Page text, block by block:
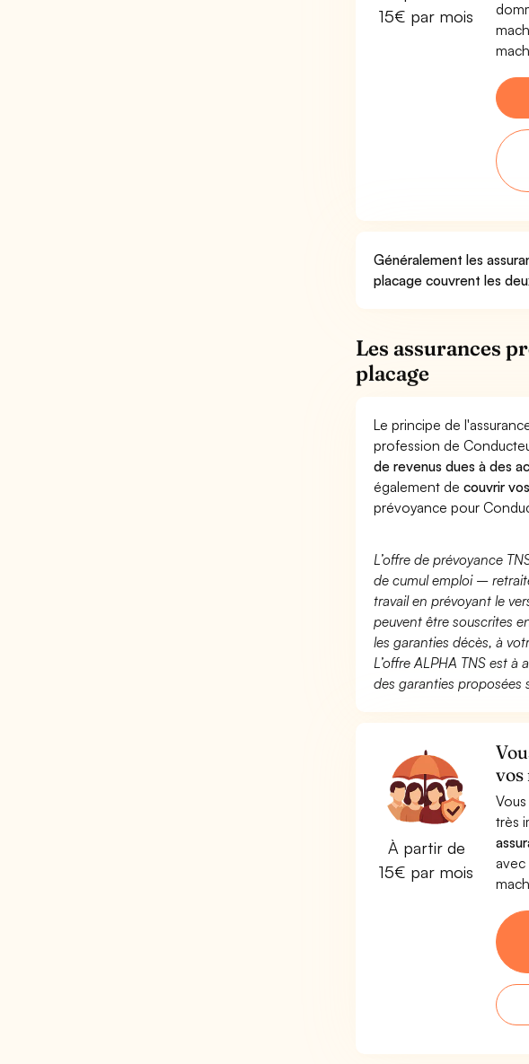
15€ par mois
Généralement les
placage couvrent les
Les assurances
placage
Le principe de
profession de
de revenus dues à des
également decouvrir
prévoyance pour
L’offre de prévoyance
de cumul emploi –
travail en prévoyant le
peuvent être souscrites
les garanties décès, à
L’offre ALPHA TNS est
des garanties proposées
À partir de
15€ par mois
vos
très